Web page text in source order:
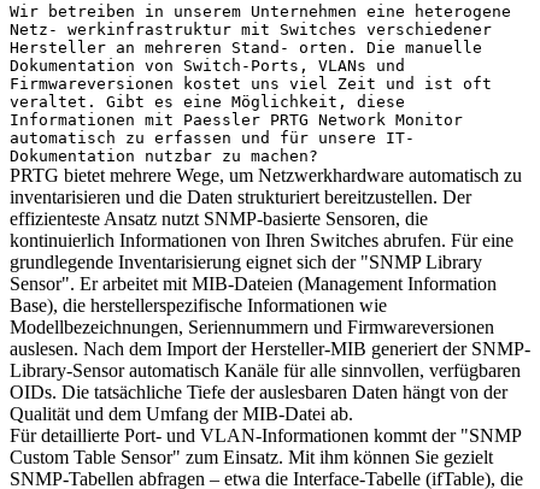
Wir betreiben in unserem Unternehmen eine heterogene
Netz- werkinfrastruktur mit Switches verschiedener
Hersteller an mehreren Stand- orten. Die manuelle
Dokumentation von Switch-Ports, VLANs und
Firmwareversionen kostet uns viel Zeit und ist oft
veraltet. Gibt es eine Möglichkeit, diese
Informationen mit Paessler PRTG Network Monitor
automatisch zu erfassen und für unsere IT-
Dokumentation nutzbar zu machen?
PRTG bietet mehrere Wege, um Netzwerkhardware automatisch zu
inventarisieren und die Daten strukturiert bereitzustellen. Der
effizienteste Ansatz nutzt SNMP-basierte Sensoren, die
kontinuierlich Informationen von Ihren Switches abrufen. Für eine
grundlegende Inventarisierung eignet sich der "SNMP Library
Sensor". Er arbeitet mit MIB-Dateien (Management Information
Base), die herstellerspezifische Informationen wie
Modellbezeichnungen, Seriennummern und Firmwareversionen
auslesen. Nach dem Import der Hersteller-MIB generiert der SNMP-
Library-Sensor automatisch Kanäle für alle sinnvollen, verfügbaren
OIDs. Die tatsächliche Tiefe der auslesbaren Daten hängt von der
Qualität und dem Umfang der MIB-Datei ab.
Für detaillierte Port- und VLAN-Informationen kommt der "SNMP
Custom Table Sensor" zum Einsatz. Mit ihm können Sie gezielt
SNMP-Tabellen abfragen – etwa die Interface-Tabelle (ifTable), die